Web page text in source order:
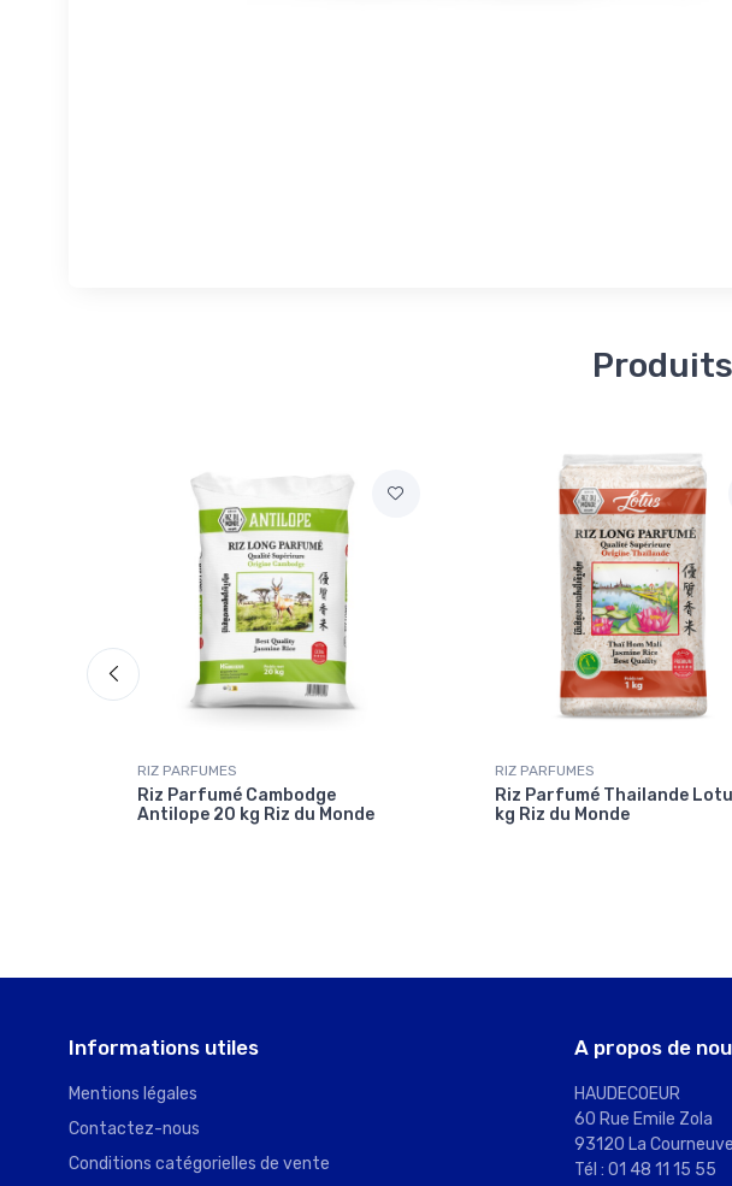
RIZ PARFUMES
Riz Parfumé Cambodge
Antilope 20 kg Riz du Monde
RIZ PARFUMES
Riz Parfumé Thailande
kg Riz du Monde
Informations utiles
Mentions légales
Contactez-nous
Conditions catégorielles de vente
A propos de
HAUDECOEUR
60 Rue Emile Zola
93120 La
Tél : 01 48 11 15 55